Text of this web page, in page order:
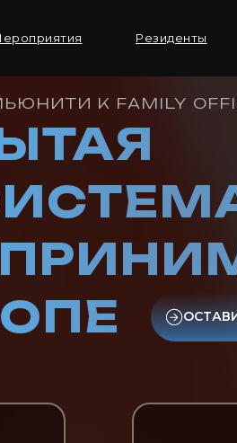
Резиденты
К FAMILY